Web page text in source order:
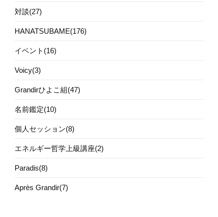
対談(27)
HANATSUBAME(176)
イベント(16)
Voicy(3)
Grandirひよこ組(47)
名前鑑定(10)
個人セッション(8)
エネルギー哲学上級講座(2)
Paradis(8)
Après Grandir(7)